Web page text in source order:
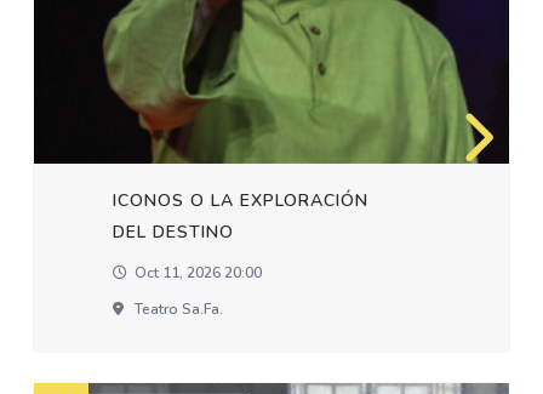
ICONOS O LA EXPLORACIÓN
DEL DESTINO
Oct 11, 2026 20:00
Teatro Sa.fa.